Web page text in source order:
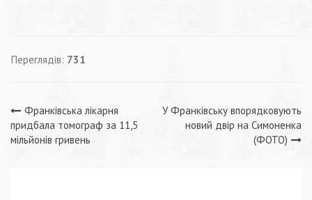
Переглядів: 731
Навігація
записів
Франківська лікарня
придбала томограф за 11,5
мільйонів гривень
У Франківську впорядковують
новий двір на Симоненка
(ФОТО)